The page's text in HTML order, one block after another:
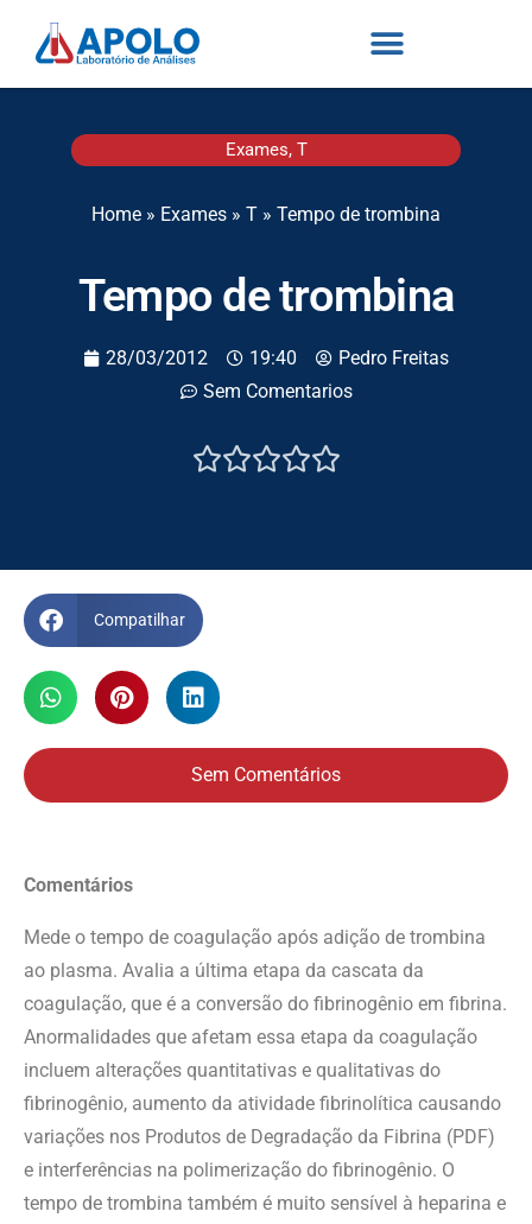
Exames, T
Home » Exames » T » Tempo de trombina
Tempo de trombina
28/03/2012 19:40
Pedro Freitas
Sem Comentarios

Compatilhar
Sem Comentários
Comentários
Mede o tempo de coagulação após adição de trombina
ao plasma. Avalia a última etapa da cascata da
coagulação, que é a conversão do fibrinogênio em fibrina.
Anormalidades que afetam essa etapa da coagulação
incluem alterações quantitativas e qualitativas do
fibrinogênio, aumento da atividade fibrinolítica causando
variações nos Produtos de Degradação da Fibrina (PDF)
e interferências na polimerização do fibrinogênio. O
tempo de trombina também é muito sensível à heparina e